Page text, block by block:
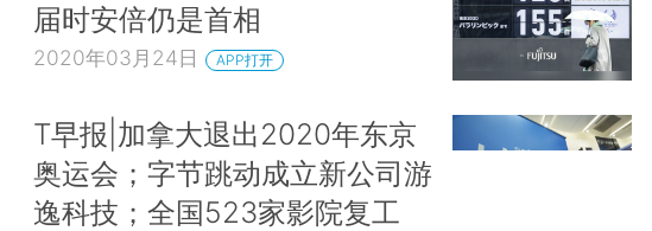
届时安倍仍是首相
2020年03月24日 APP打开
T早报|加拿大退出2020年东京
奥运会；字节跳动成立新公司游
逸科技；全国523家影院复工